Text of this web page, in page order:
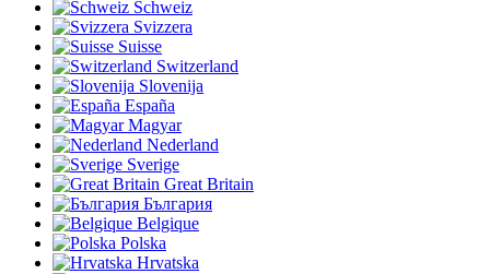
Schweiz
Svizzera
Suisse
Switzerland
Slovenija
España
Magyar
Nederland
Sverige
Great Britain
България
Belgique
Polska
Hrvatska